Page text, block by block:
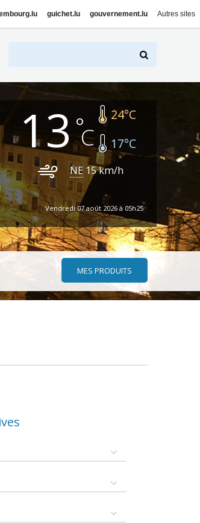
guichet.lu gouvernement.lu Autres sites
13 24°C
17°C
NE 15km/h
Vendredi 07 août 2026 à 05h25
MES PRODUITS